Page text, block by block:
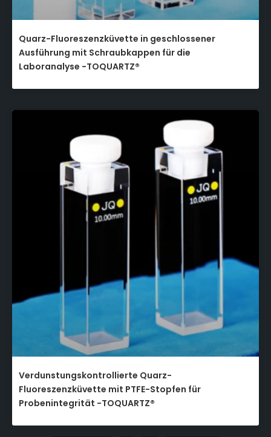
Quarz-Fluoreszenzküvette in geschlossener
Ausführung mit Schraubkappen für die
Laboranalyse -TOQUARTZ®
Verdunstungskontrollierte Quarz-
Fluoreszenzküvette mit PTFE-Stopfen für
Probenintegrität -TOQUARTZ®